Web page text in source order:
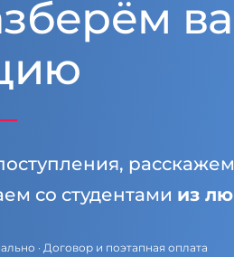
расскажем
со студентами из
· Договор и поэтапная оплата